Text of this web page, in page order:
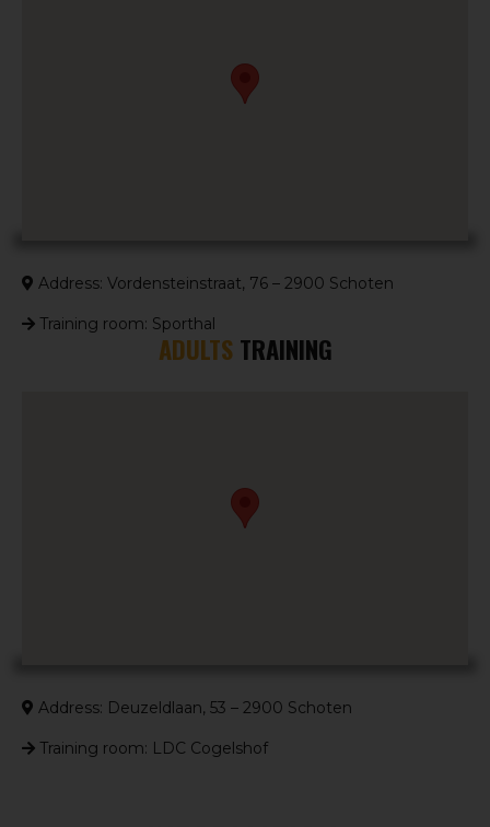
Address: Vordensteinstraat, 76 – 2900 Schoten
Training room: Sporthal
ADULTSTRAINING
Address: Deuzeldlaan, 53 – 2900 Schoten
Training room: LDC Cogelshof